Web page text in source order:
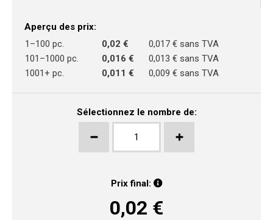
Aperçu des prix:
1–100 pc.
0,02 €
0,017 € sans TVA
101–1000 pc.
0,016 €
0,013 € sans TVA
1001+ pc.
0,011 € 0,009 € sans TVA
Sélectionnez le nombre de:
Prix final:
0,02 €